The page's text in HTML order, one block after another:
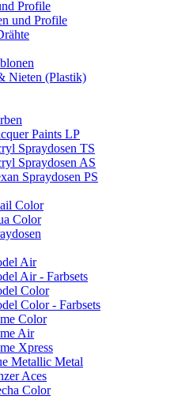
Profile
und Profile
Nieten (Plastik)
Paints LP
Spraydosen TS
Spraydosen AS
Spraydosen PS
Color
Color
Air
Air - Farbsets
Color
Color - Farbsets
Color
Air
Xpress
Metallic Metal
Aces
Color